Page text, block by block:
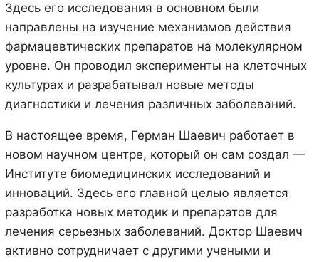
Здесь его исследования в основном были
направлены на изучение механизмов действия
фармацевтических препаратов на молекулярном
уровне. Он проводил эксперименты на клеточных
культурах и разрабатывал новые методы
диагностики и лечения различных заболеваний.
В настоящее время, Герман Шаевич работает в
новом научном центре, который он сам создал —
Институте биомедицинских исследований и
инноваций. Здесь его главной целью является
разработка новых методик и препаратов для
лечения серьезных заболеваний. Доктор Шаевич
активно сотрудничает с другими учеными и